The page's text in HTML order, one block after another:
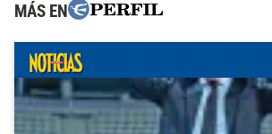
MÁS EN